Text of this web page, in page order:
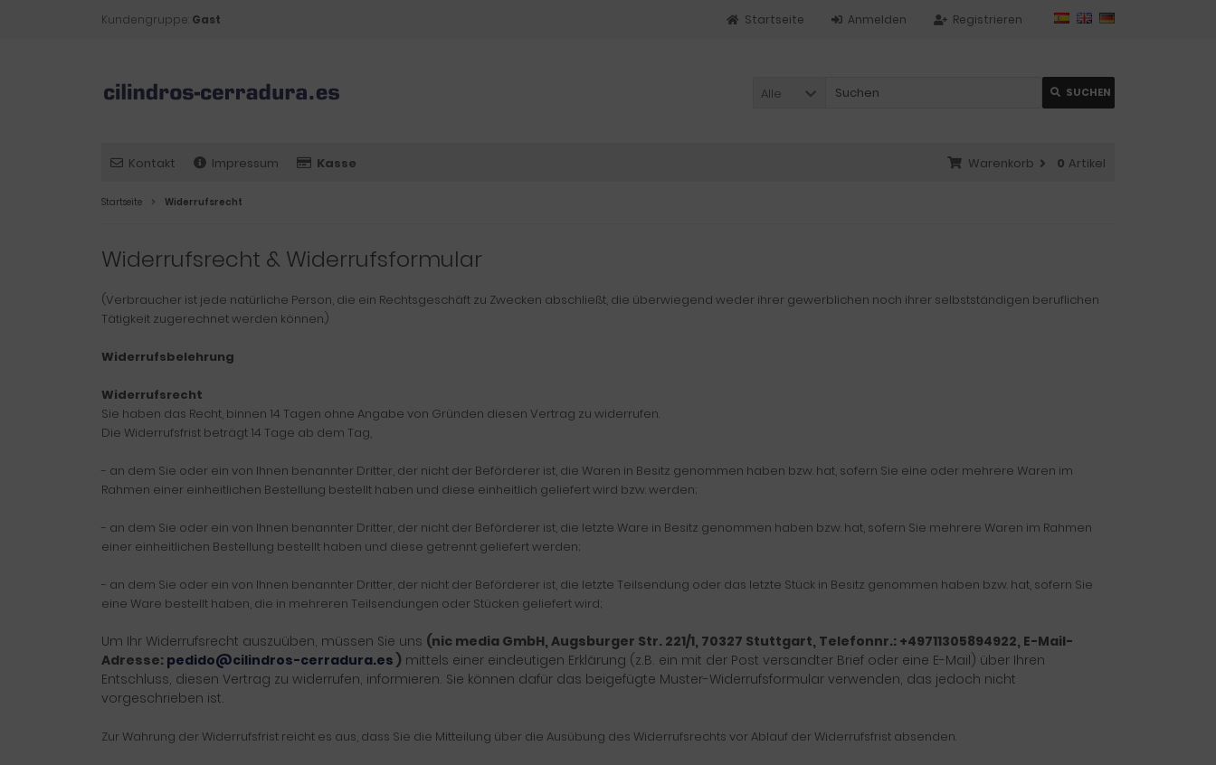
Kundengruppe: Gast Registrieren
Anmelden
Startseite
Alle SUCHEN
Kontakt Impressum Kasse Warenkorb 0 Artikel
Startseite Widerrufsrecht
Widerrufsrecht & Widerrufsformular
(Verbraucher ist jede natürliche Person, die ein Rechtsgeschäft zu Zwecken abschließt, die überwiegend weder ihrer gewerblichen noch ihrer selbstständigen beruflichen
Tätigkeit zugerechnet werden können.)
Widerrufsbelehrung
Widerrufsrecht
Sie haben das Recht, binnen 14 Tagen ohne Angabe von Gründen diesen Vertrag zu widerrufen.
Die Widerrufsfrist beträgt 14 Tage ab dem Tag,
- an dem Sie oder ein von Ihnen benannter Dritter, der nicht der Beförderer ist, die Waren in Besitz genommen haben bzw. hat, sofern Sie eine oder mehrere Waren im
Rahmen einer einheitlichen Bestellung bestellt haben und diese einheitlich geliefert wird bzw. werden;
- an dem Sie oder ein von Ihnen benannter Dritter, der nicht der Beförderer ist, die letzte Ware in Besitz genommen haben bzw. hat, sofern Sie mehrere Waren im Rahmen
einer einheitlichen Bestellung bestellt haben und diese getrennt geliefert werden;
- an dem Sie oder ein von Ihnen benannter Dritter, der nicht der Beförderer ist, die letzte Teilsendung oder das letzte Stück in Besitz genommen haben bzw. hat, sofern Sie
eine Ware bestellt haben, die in mehreren Teilsendungen oder Stücken geliefert wird;
Um Ihr Widerrufsrecht auszuüben, müssen Sie uns (nic media GmbH, Augsburger Str. 221/1, 70327 Stuttgart, Telefonnr.: +49711305894922, E-Mail-
Adresse: pedido@cilindros-cerradura.es ) mittels einer eindeutigen Erklärung (z.B. ein mit der Post versandter Brief oder eine E-Mail) über Ihren
Entschluss, diesen Vertrag zu widerrufen, informieren. Sie können dafür das beigefügte Muster-Widerrufsformular verwenden, das jedoch nicht
vorgeschrieben ist.
Zur Wahrung der Widerrufsfrist reicht es aus, dass Sie die Mitteilung über die Ausübung des Widerrufsrechts vor Ablauf der Widerrufsfrist absenden.